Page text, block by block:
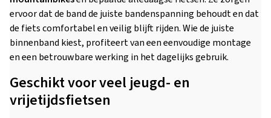
ervoor dat de band de juiste bandenspanning behoudt en dat
de fiets comfortabel en veilig blijft rijden. Wie de juiste
binnenband kiest, profiteert van een eenvoudige montage
en een betrouwbare werking in het dagelijks gebruik.
Geschikt voor veel jeugd- en
vrijetijdsfietsen